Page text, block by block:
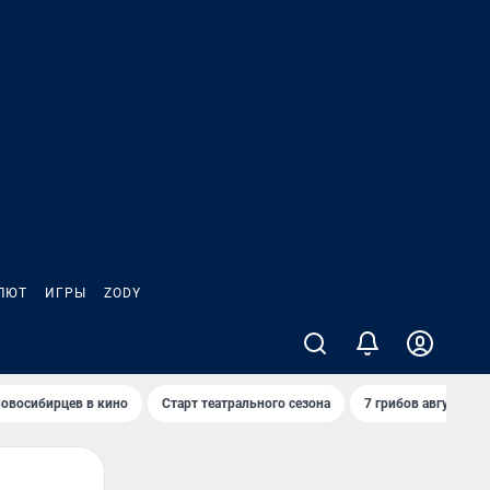
ИГРЫ ZODY
в кино Старт театрального сезона 7 грибов августа